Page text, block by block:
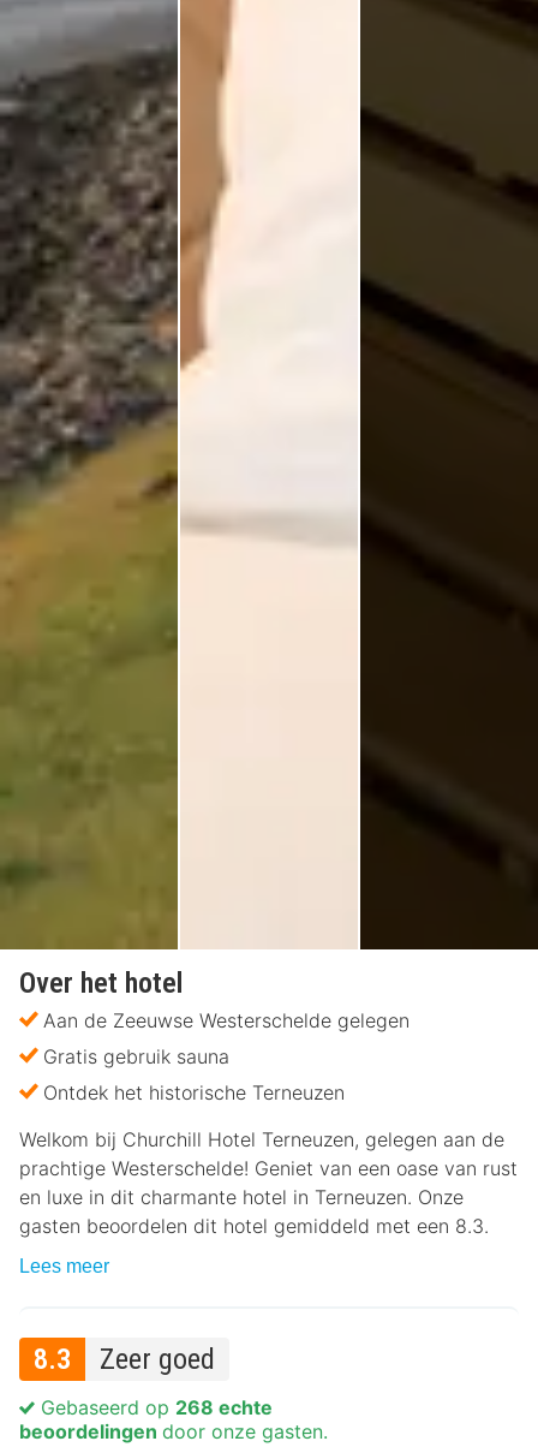
Over het hotel
Aan de Zeeuwse Westerschelde gelegen
Gratis gebruik sauna
Ontdek het historische Terneuzen
Welkom bij Churchill Hotel Terneuzen, gelegen aan de
prachtige Westerschelde! Geniet van een oase van rust
en luxe in dit charmante hotel in Terneuzen. Onze
gasten beoordelen dit hotel gemiddeld met een 8.3.
Lees meer
8.3 Zeer goed
Gebaseerd op 268 echte
beoordelingen door onze gasten.